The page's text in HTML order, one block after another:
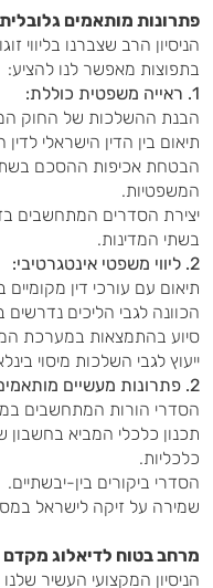
פתרונות מותאמים גלובלית
הניסיון הרב שצברנו בליווי
בתפוצות מאפשר לנו להציע:
1. ראייה משפטית כוללת:
הבנת ההשלכות של החוק
תיאום בין הדין הישראלי לדין
הבטחת אכיפות ההסכם
המשפטיות.
יצירת הסדרים המתחשבים
בשתי המדינות.
2. ליווי משפטי אינטגרטיבי:
תיאום עם עורכי דין
הכוונה לגבי הליכים נדרשים
סיוע בהתמצאות במערכת
ייעוץ לגבי השלכות מיסוי
2. פתרונות מעשיים מותאמים:
הסדרי הורות המתחשבים
תכנון כלכלי המביא בחשבון
כלכליות.
הסדרי ביקורים בין-יבשתיים.
שמירה על זיקה לישראל
מרחב בטוח לדיאלוג מקדם
הניסיון המקצועי העשיר